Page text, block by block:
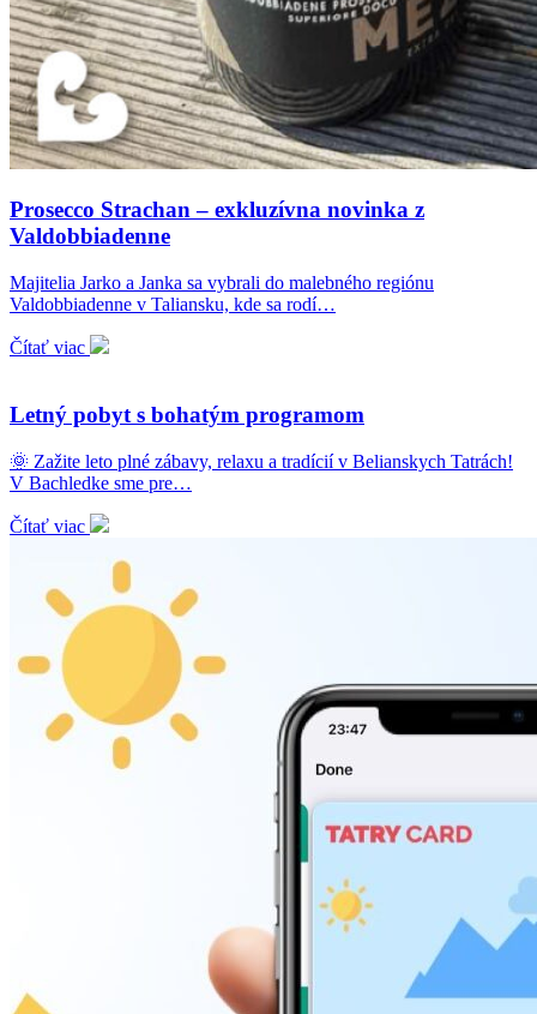
Prosecco Strachan – exkluzívna novinka z
Valdobbiadenne
Majitelia Jarko a Janka sa vybrali do malebného regiónu
Valdobbiadenne v Taliansku, kde sa rodí…
Čítať viac
Letný pobyt s bohatým programom
🌞 Zažite leto plné zábavy, relaxu a tradícií v Belianskych Tatrách!
V Bachledke sme pre…
Čítať viac